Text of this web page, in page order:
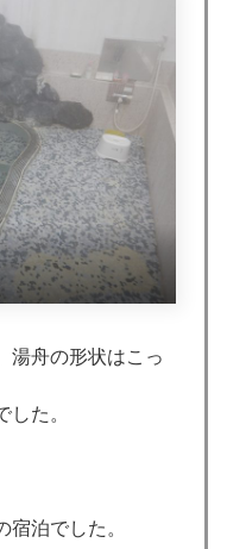
湯舟の形状はこっ
た。
泊でした。